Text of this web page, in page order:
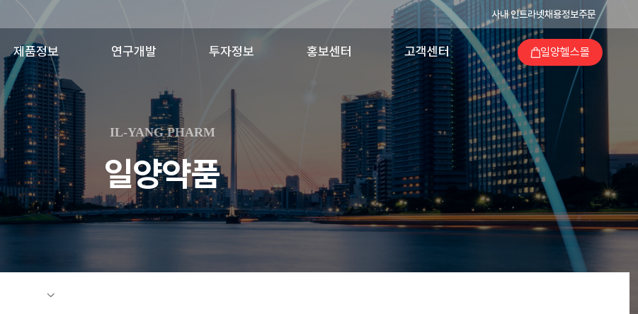
사내 인트라넷채용정보주문
제품정보 연구개발 투자정보 홍보센터 고객센터 일양헬스몰
제품소개
최신허가변경
R&D비전
연구분야
주요연구성과
Licensing
공시정보
결산공고
일양가족지
사회공헌
의약품 이상사례
보고
고객지원
당번약국검색
IL-YANG PHARM
일양약품